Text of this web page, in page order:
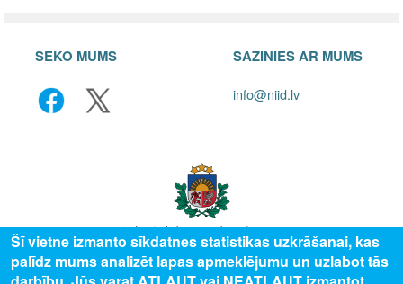
SEKO MUMS SAZINIES AR MUMS
info@niid.lv
© 2025 Valsts izglītības attīstības aģentūra, publicētā satura visas tiesības
Šī vietne izmanto sīkdatnes statistikas uzkrāšanai, kas
palīdz mums analizēt lapas apmeklējumu un uzlabot tās